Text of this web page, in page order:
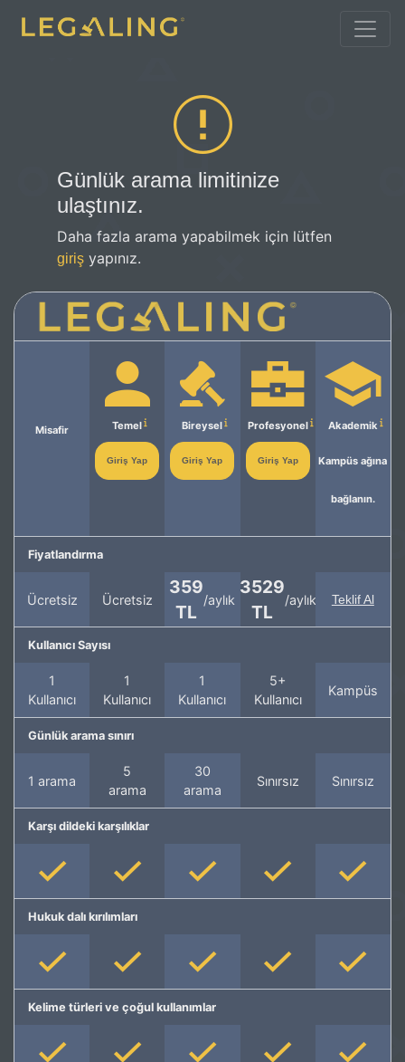
Günlük arama limitinize
ulaştınız.
Daha fazla arama yapabilmek için lütfen
giriş yapınız.
Misafir Temel
Giriş Yap
Bireysel
Giriş Yap
Profesyonel
Giriş Yap
Akademik
Kampüs ağına
bağlanın.
Fiyatlandırma
Ücretsiz Ücretsiz
359
TL
/aylık
3529
TL
/aylık Teklif Al
Kullanıcı Sayısı
1
Kullanıcı
1
Kullanıcı
1
Kullanıcı
5+
Kullanıcı
Kampüs
Günlük arama sınırı
1 arama
5
arama
30
arama
Sınırsız Sınırsız
Karşı dildeki karşılıklar
Hukuk dalı kırılımları
Kelime türleri ve çoğul kullanımlar